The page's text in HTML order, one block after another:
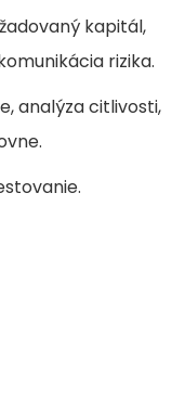
kapitál,
rizika.
analýza citlivosti,